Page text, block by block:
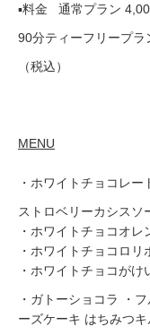
▪料金 通常プラン
90分ティーフリープラ
（税込）
MENU
・ホワイトチョコレー
ストロベリーカシスソ
・ホワイトチョコオレ
・ホワイトチョコロリ
・ホワイトチョコがけ
・ガトーショコラ ・
ーズケーキ はちみつ